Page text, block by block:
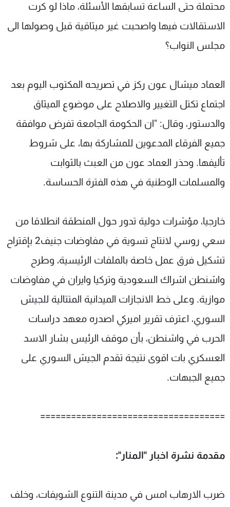
محتملة حتى الساعة تسابقها الأسئلة، ماذا لو كرت
الاستقالات فيها واصحبت غير ميثاقية قبل وصولها الى
مجلس النواب؟
العماد ميشال عون ركز في تصريحه المكتوب اليوم بعد
اجتماع تكتل التغيير والاصلاح على موضوع الميثاق
والدستور، وقال: "ان الحكومة الجامعة تفرض موافقة
جميع الفرقاء المدعوين للمشاركة بها، على شروط
تأليفها. وحذر العماد عون من العبث بالثوابت
والمسلمات الوطنية في هذه الفترة الحساسة.
خارجيا، مؤشرات دولية تدور حول المنطقة انطلاقا من
سعي روسي لانتاج تسوية في مفاوضات جنيف2 بإقتراح
تشكيل فرق عمل خاصة بالملفات الرئيسية، وطرح
واشنطن اشراك السعودية وتركيا وايران في مفاوضات
موازية. وعلى خط الانجازات الميدانية المتتالية للجيش
السوري، اعترف تقرير اميركي اصدره معهد دراسات
الحرب في واشنطن، بأن موقف الرئيس بشار الاسد
العسكري بات اقوى نتيجة تقدم الجيش السوري على
جميع الجبهات.
====================================
مقدمة نشرة اخبار "المنار":
ضرب الارهاب امس في مدينة التنوع الشويفات، وخلف